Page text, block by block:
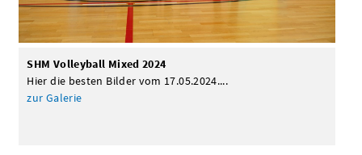
SHM Volleyball Mixed 2024
Hier die besten Bilder vom 17.05.2024....
zur Galerie